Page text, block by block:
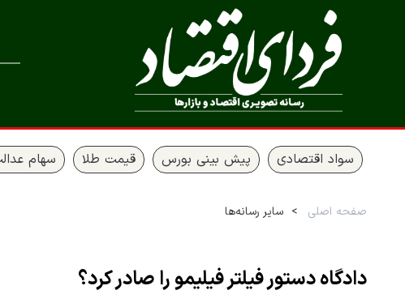
سواد اقتصادی پیش بینی بورس قیمت طلا سهام
صفحه اصلی سایر رسانه‌ها
دادگاه دستور فیلتر فیلیمو را صادر کرد؟